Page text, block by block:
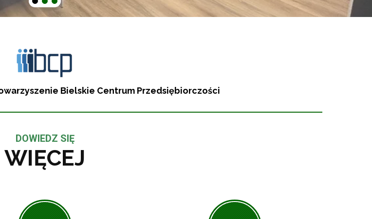
Bielskie Centrum Przedsiębiorczości
DOWIEDZ SIĘ
WIĘCEJ